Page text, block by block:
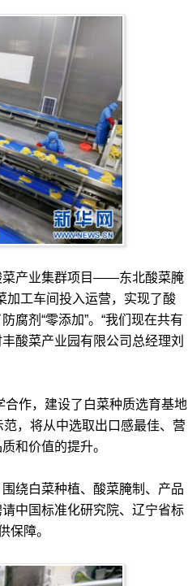
产业集群项目——东北酸菜腌
加工车间投入运营，实现了酸
腐剂“零添加”。“我们现在共有
酸菜产业园有限公司总经理刘
作，建设了白菜种质选育基地
，将从中选取出口感最佳、营
和价值的提升。
绕白菜种植、酸菜腌制、产品
中国标准化研究院、辽宁省标
保障。